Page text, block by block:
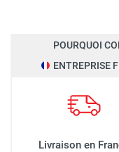
POURQUOI
ENTREPRISE
Livraison en